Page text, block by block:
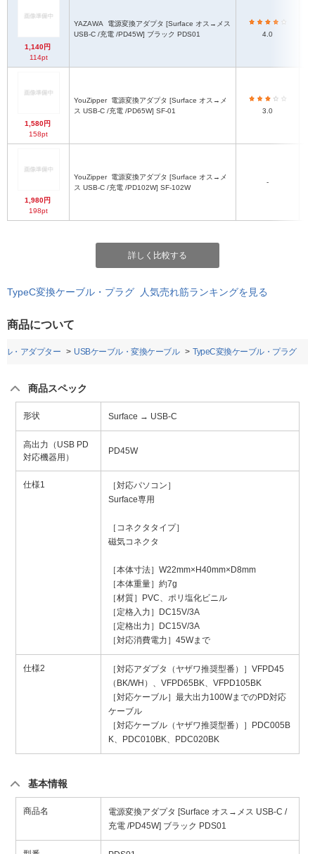
1,140円
114pt
YAZAWA
USB-C /充電 /PD45W] ブラック PDS01
4.0
1,580円
158pt
YouZipper
ス USB-C /充電 /PD65W] SF-01
3.0
1,980円
198pt
YouZipper
ス USB-C /充電 /PD102W] SF-102W
-
詳しく比較する
TypeC変換ケーブル・プラグ 人気売れ筋ランキングを見る
商品について
ル・アダプター USBケーブル・変換ケーブル TypeC変換ケーブル・プラグ
商品スペック
形状 Surface → USB-C
高出力（USB PD
対応機器用）
PD45W
仕様1
［対応パソコン］
Surface専用
［コネクタタイプ］
磁気コネクタ
［本体寸法］W22mm×H40mm×D8mm
［本体重量］約7g
［材質］PVC、ポリ塩化ビニル
［定格入力］DC15V/3A
［定格出力］DC15V/3A
［対応消費電力］45Wまで
仕様2
［対応アダプタ（ヤザワ推奨型番）］VFPD45
（BK/WH）、VFPD65BK、VFPD105BK
［対応ケーブル］最大出力100WまでのPD対応
ケーブル
［対応ケーブル（ヤザワ推奨型番）］PDC005B
K、PDC010BK、PDC020BK
基本情報
商品名
電源変換アダプタ [Surface オス→メス USB-C /
充電 /PD45W] ブラック PDS01